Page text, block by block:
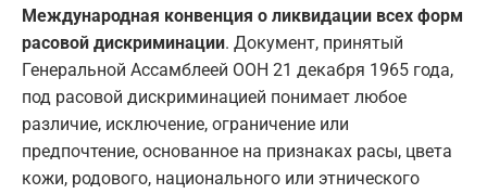
Международная конвенция о ликвидации всех форм
расовой дискриминации. Документ, принятый
Генеральной Ассамблеей ООН 21 декабря 1965 года,
под расовой дискриминацией понимает любое
различие, исключение, ограничение или
предпочтение, основанное на признаках расы, цвета
кожи, родового, национального или этнического